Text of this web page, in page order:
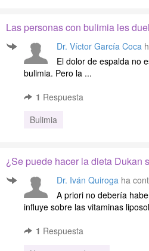
Las personas con bulimia les
Dr. Víctor García Coca
El dolor de espalda no
bulimia. Pero la ...
1 Respuesta
Bulimia
¿Se puede hacer la dieta Dukan
Dr. Iván Quiroga ha
A priori no debería
influye sobre las vitaminas
1 Respuesta